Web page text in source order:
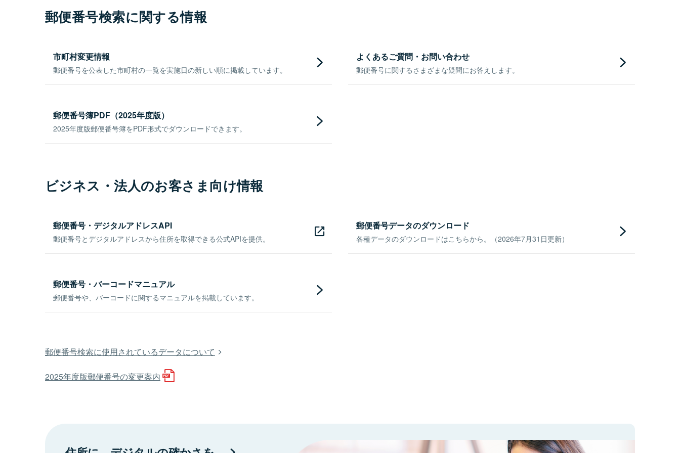
郵便番号検索に関する情報
市町村変更情報
郵便番号を公表した市町村の一覧を実施日の新しい順に掲載しています。
よくあるご質問・お問い合わせ
郵便番号に関するさまざまな疑問にお答えします。
郵便番号簿PDF（2025年度版）
2025年度版郵便番号簿をPDF形式でダウンロードできます。
ビジネス・法人のお客さま向け情報
郵便番号・デジタルアドレスAPI
郵便番号とデジタルアドレスから住所を取得できる公式APIを提供。
郵便番号データのダウンロード
各種データのダウンロードはこちらから。（2026年7月31日更新）
郵便番号・バーコードマニュアル
郵便番号や、バーコードに関するマニュアルを掲載しています。
郵便番号検索に使用されているデータについて
2025年度版郵便番号の変更案内